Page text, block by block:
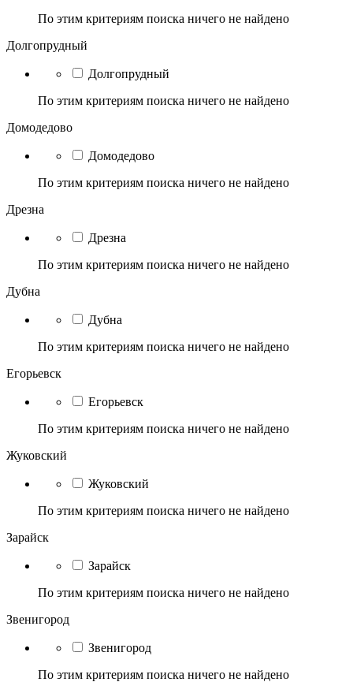
По этим критериям поиска ничего не найдено
Долгопрудный
Долгопрудный
По этим критериям поиска ничего не найдено
Домодедово
Домодедово
По этим критериям поиска ничего не найдено
Дрезна
Дрезна
По этим критериям поиска ничего не найдено
Дубна
Дубна
По этим критериям поиска ничего не найдено
Егорьевск
Егорьевск
По этим критериям поиска ничего не найдено
Жуковский
Жуковский
По этим критериям поиска ничего не найдено
Зарайск
Зарайск
По этим критериям поиска ничего не найдено
Звенигород
Звенигород
По этим критериям поиска ничего не найдено